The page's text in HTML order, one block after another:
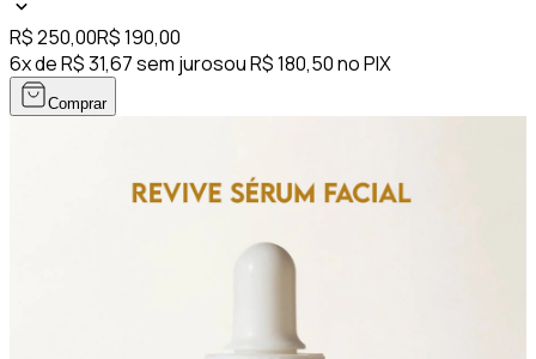
R$ 250,00R$ 190,00
6x de R$ 31,67 sem jurosou R$ 180,50 no PIX
Comprar